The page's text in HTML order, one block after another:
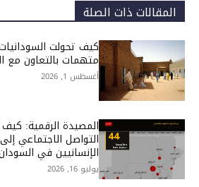
المقالات ذات الصلة
كيف تحولت
متهمات بالتعاون مع
أغسطس 1, 2026
المصيدة الرقمية:
التواصل الاجتماعي
الإنسانيين في
يوليو 16, 2026